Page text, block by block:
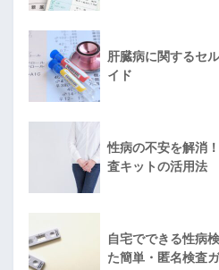
肝臓病に関するセ
イド
性病の不安を解消
査キットの活用法
自宅でできる性病
た簡単・匿名検査